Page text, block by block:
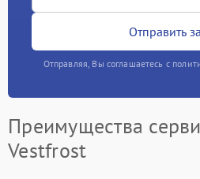
Отправить
Отправляя, Вы соглашаетесь с
Преимущества
Vestfrost